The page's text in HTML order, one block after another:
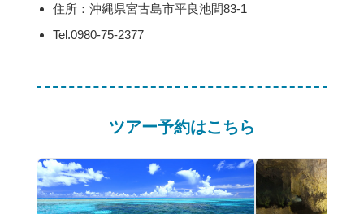
住所：沖縄県宮古島市平良池間83-1
Tel.0980-75-2377
ツアー予約はこちら